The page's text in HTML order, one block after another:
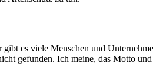
es viele Menschen und
gefunden. Ich meine, das Motto